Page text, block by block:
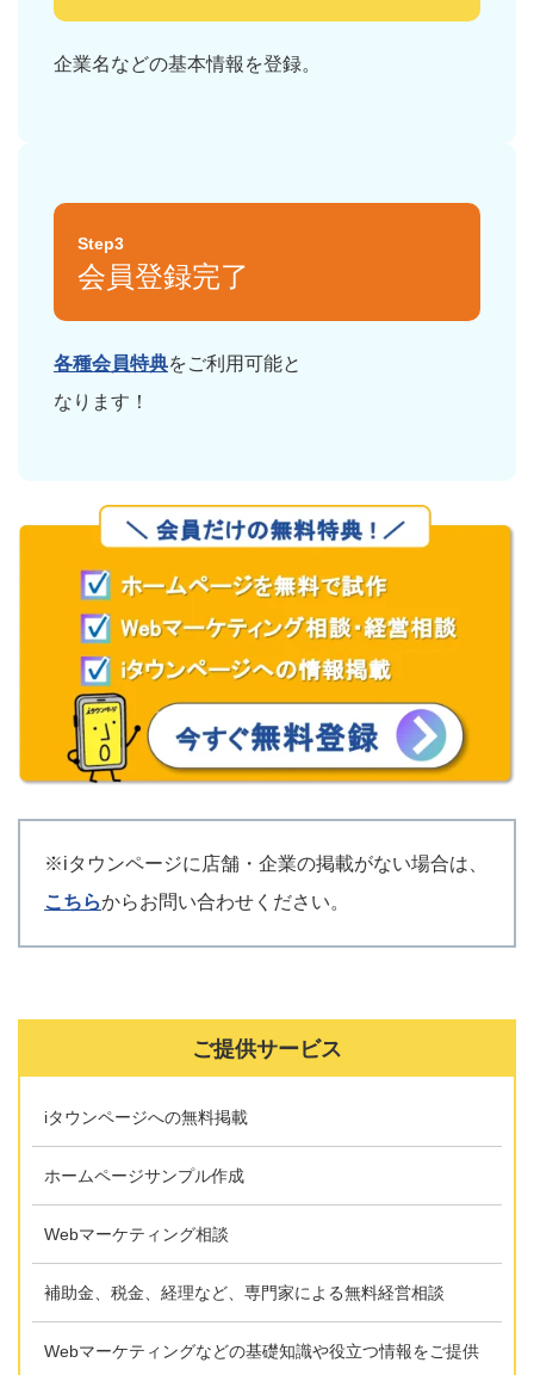
企業名などの基本情報を登録。
Step3
会員登録完了
各種会員特典をご利用可能と
なります！
※iタウンページに店舗・企業の掲載がない場合は、
こちらからお問い合わせください。
ご提供サービス
iタウンページへの無料掲載
ホームページサンプル作成
Webマーケティング相談
補助金、税金、経理など、専門家による無料経営相談
Webマーケティングなどの基礎知識や役立つ情報をご提供